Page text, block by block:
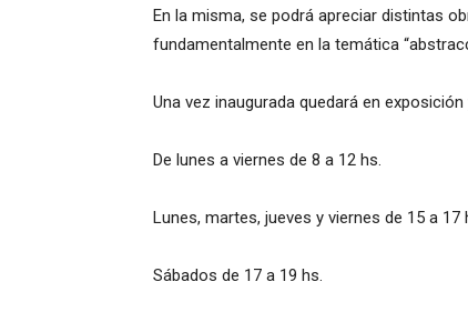
En la misma, se podrá apreciar distintas
fundamentalmente en la temática
Una vez inaugurada quedará en
De lunes a viernes de 8 a 12 hs.
Lunes, martes, jueves y viernes de 15 a 17
Sábados de 17 a 19 hs.